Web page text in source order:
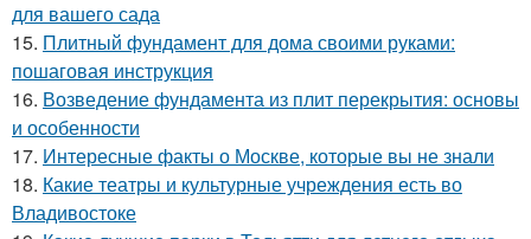
для вашего сада
15. Плитный фундамент для дома своими руками:
пошаговая инструкция
16. Возведение фундамента из плит перекрытия: основы
и особенности
17. Интересные факты о Москве, которые вы не знали
18. Какие театры и культурные учреждения есть во
Владивостоке